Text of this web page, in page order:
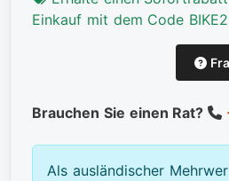
Einkauf mit dem Code
Brauchen Sie einen Rat?
Als ausländischer